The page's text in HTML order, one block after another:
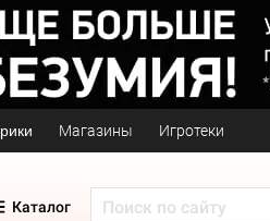
Магазины Игротеки
Каталог